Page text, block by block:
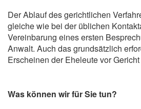
Der Ablauf des gerichtlichen
gleiche wie bei der üblichen
Vereinbarung eines ersten
Anwalt. Auch das grundsätzlich
Erscheinen der Eheleute vor
Was können wir für Sie tun?